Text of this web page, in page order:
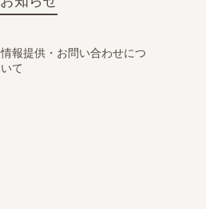
情報提供・お問い合わせにつ
いて